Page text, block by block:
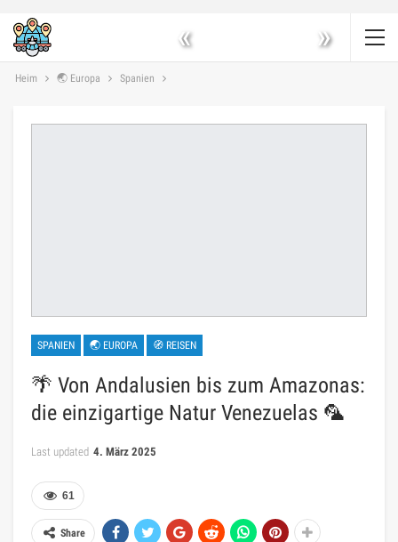
« »
Heim 🌏 Europa Spanien
SPANIEN 🌏 EUROPA 🧭 REISEN
🌴 Von Andalusien bis zum Amazonas:
die einzigartige Natur Venezuelas 🦜
Last updated 4. März 2025
61
Share